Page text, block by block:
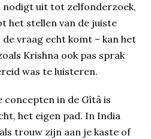
nodigt uit tot zelfonderzoek,
het stellen van de juiste
de vraag echt komt – kan het
Krishna ook pas sprak
was te luisteren.
concepten in de Gîtâ is
het eigen pad. In India
trouw zijn aan je kaste of